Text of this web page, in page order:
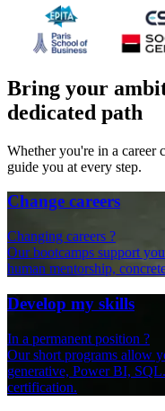
Bring your
dedicated path
Whether you're in a career
guide you at every step.
Change careers
Changing careers ?
Our bootcamps support
human mentorship,
Develop my skills
In a permanent position ?
Our short programs allow
generative, Power BI,
certification.